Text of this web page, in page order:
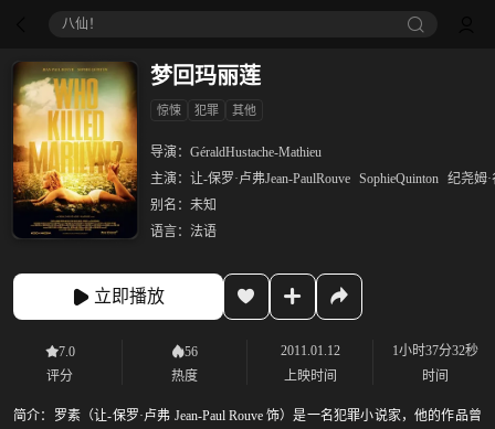
八仙！
梦回玛丽莲
惊悚 犯罪 其他
导演： GéraldHustache-Mathieu
主演： 让-保罗·卢弗Jean-PaulRouve SophieQuinton 纪尧姆
别名： 未知
语言： 法语
立即播放
7.0
评分
56
热度
2011.01.12
上映时间
1小时37分32秒
时间
简介：
罗素（让-保罗·卢弗 Jean-Paul Rouve 饰）是一名犯罪小说家，他的作品曾